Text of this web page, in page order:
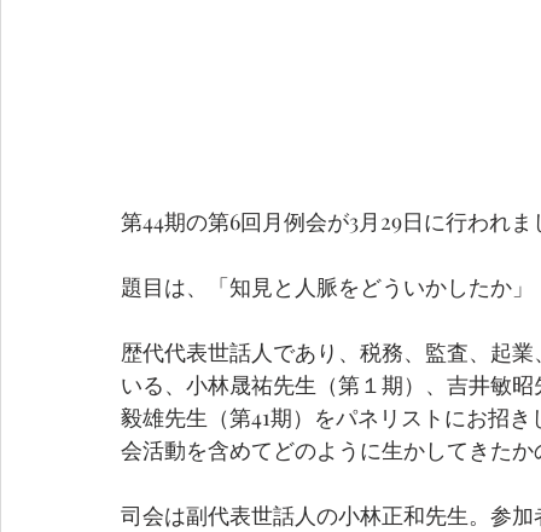
第44期の第6回月例会が3月29日に行われま
題目は、「知見と人脈をどういかしたか」
歴代代表世話人であり、税務、監査、起
いる、小林晟祐先生（第１期）、吉井敏
毅雄先生（第41期）をパネリストにお招
会活動を含めてどのように生かしてきた
司会は副代表世話人の小林正和先生。参